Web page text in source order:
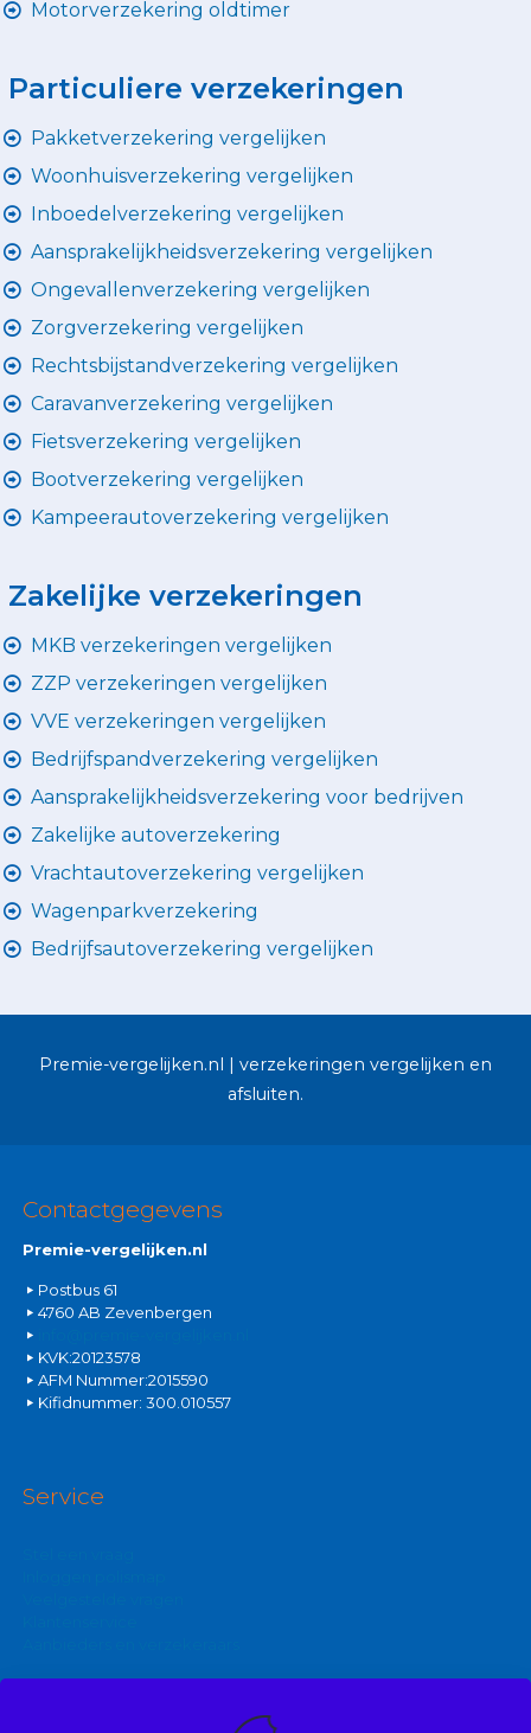
Motorverzekering oldtimer
Particuliere verzekeringen
Pakketverzekering vergelijken
Woonhuisverzekering vergelijken
Inboedelverzekering vergelijken
Aansprakelijkheidsverzekering vergelijken
Ongevallenverzekering vergelijken
Zorgverzekering vergelijken
Rechtsbijstandverzekering vergelijken
Caravanverzekering vergelijken
Fietsverzekering vergelijken
Bootverzekering vergelijken
Kampeerautoverzekering vergelijken
Zakelijke verzekeringen
MKB verzekeringen vergelijken
ZZP verzekeringen vergelijken
VVE verzekeringen vergelijken
Bedrijfspandverzekering vergelijken
Aansprakelijkheidsverzekering voor bedrijven
Zakelijke autoverzekering
Vrachtautoverzekering vergelijken
Wagenparkverzekering
Bedrijfsautoverzekering vergelijken
Premie-vergelijken.nl | verzekeringen vergelijken en
afsluiten.
Contactgegevens
Premie-vergelijken.nl
Postbus 61
4760 AB Zevenbergen
KVK:20123578
AFM Nummer:2015590
Kifidnummer: 300.010557
Service